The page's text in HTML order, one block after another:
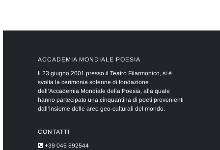
ACCADEMIA MONDIALE POESIA
Il 23 giugno 2001 presso il Teatro Filarmonico, si è
svolta la cerimonia solenne di fondazione
dell’Accademia Mondiale della Poesia, alla quale
hanno partecipato una cinquantina di poeti provenienti
dall’insieme delle aree geo-culturali del mondo.
CONTATTI
+39 045 592544